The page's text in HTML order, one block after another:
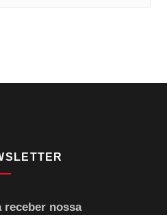
receber nossa